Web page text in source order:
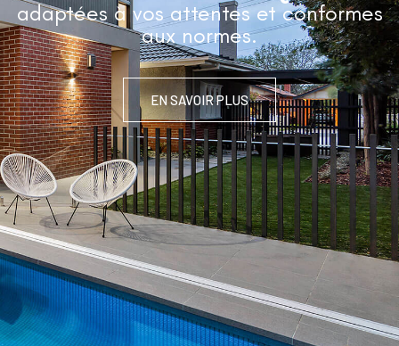
adaptées à vos attentes et conformes
aux normes.
EN SAVOIR PLUS